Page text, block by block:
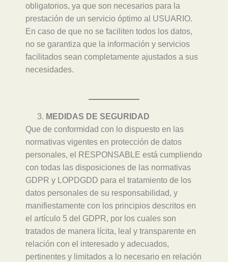
obligatorios, ya que son necesarios para la
prestación de un servicio óptimo al USUARIO.
En caso de que no se faciliten todos los datos,
no se garantiza que la información y servicios
facilitados sean completamente ajustados a sus
necesidades.
MEDIDAS DE SEGURIDAD
Que de conformidad con lo dispuesto en las
normativas vigentes en protección de datos
personales, el RESPONSABLE está cumpliendo
con todas las disposiciones de las normativas
GDPR y LOPDGDD para el tratamiento de los
datos personales de su responsabilidad, y
manifiestamente con los principios descritos en
el artículo 5 del GDPR, por los cuales son
tratados de manera lícita, leal y transparente en
relación con el interesado y adecuados,
pertinentes y limitados a lo necesario en relación